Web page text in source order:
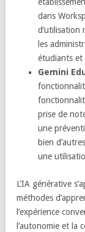
dans
d’utilisation
les
étudiants et
Gemini
prise de
une
bien
une
L’IA générative
méthodes
l’expérience
l’autonomie et la